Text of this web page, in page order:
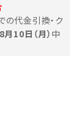
の代金引換・ク
8月10日（月） 中